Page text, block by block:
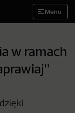
Menu
w ramach